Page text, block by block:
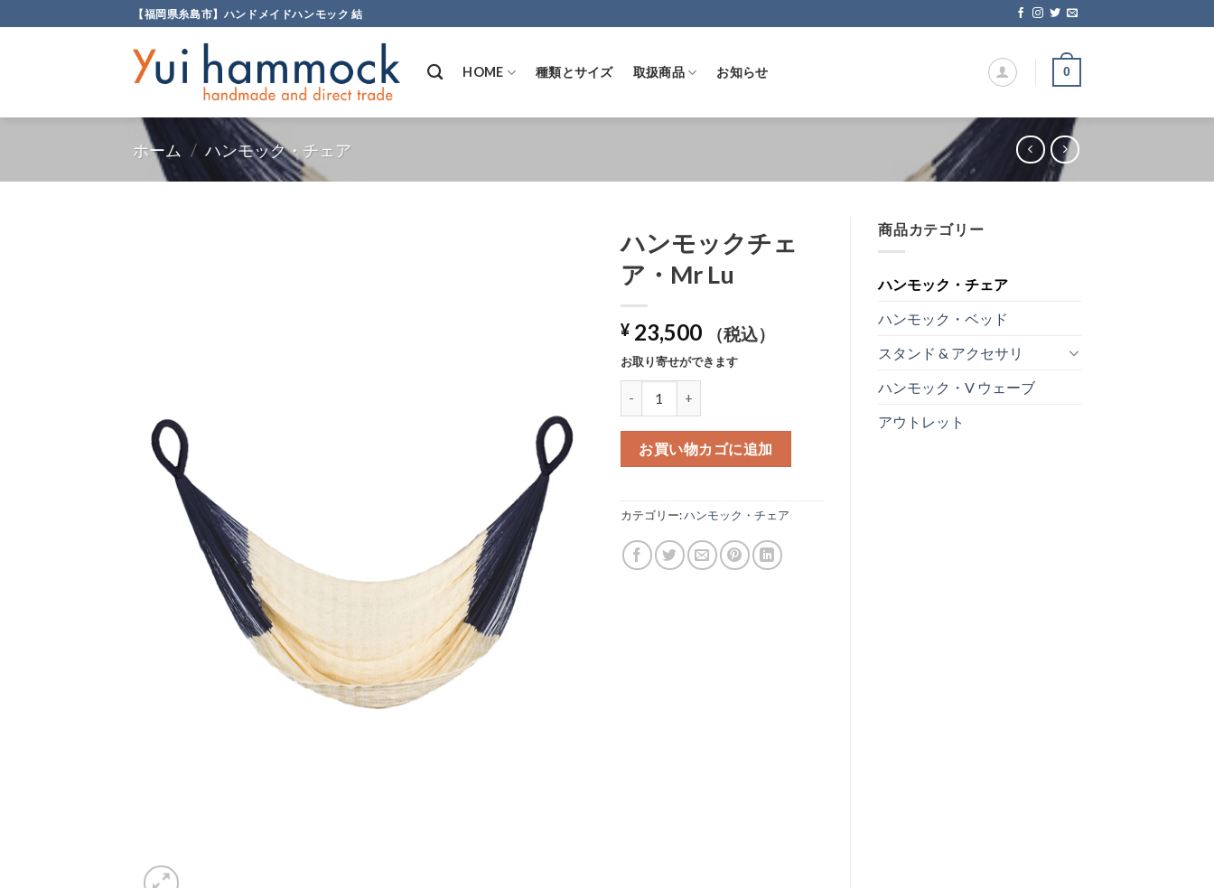
to
【福岡県糸島市】ハンドメイドハンモック 結
HOME 種類とサイズ 取扱商品 お知らせ 0
ホーム / ハンモック・チェア
ハンモックチェ
ア・Mr Lu
¥ 23,500 （税込）
お取り寄せができます
お買い物カゴに追加
カテゴリー:ハンモック・チェア
商品カテゴリー
ハンモック・チェア
ハンモック・ベッド
スタンド & アクセサリ
ハンモック・V ウェーブ
アウトレット